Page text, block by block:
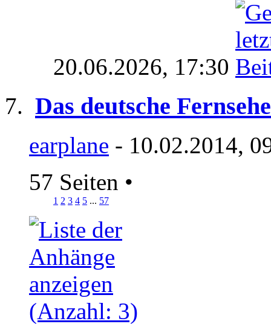
20.06.2026, 17:30
Das deutsche
earplane - 10.02.2014,
57 Seiten •
1 2 3 4 5 ... 57